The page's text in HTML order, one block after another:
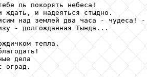
ль покорять небеса!
ждать, и надеяться стыдно.
над землей два часа - чудеса! -
- долгожданная Тында...
тепла.
дела
оград.